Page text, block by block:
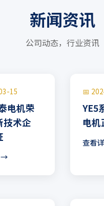
新闻资讯
公司动态，行业资讯
15
电机荣
术企
→
📅
YE5
电机
查看